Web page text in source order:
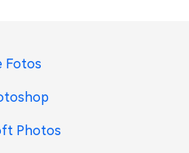
Fotos
Photos